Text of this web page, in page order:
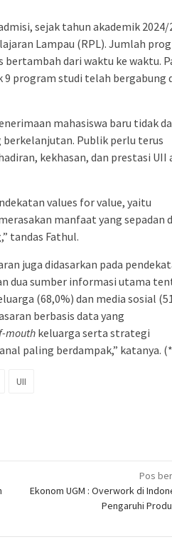
sejak tahun akademik 2024/
Lampau (RPL). Jumlah
dari waktu ke waktu.
9 program studi telah bergabung
mahasiswa baru tidak
Publik perlu terus
kekhasan, dan prestasi UII
values for value, yaitu
manfaat yang sepadan
tandas Fathul.
juga didasarkan pada
dua sumber informasi utama
(68,0%) dan media sosial
berbasis data yang
mouth keluarga serta strategi
paling berdampak,” katanya.
UII
Pos
Ekonom UGM : Overwork di
Pengaruhi